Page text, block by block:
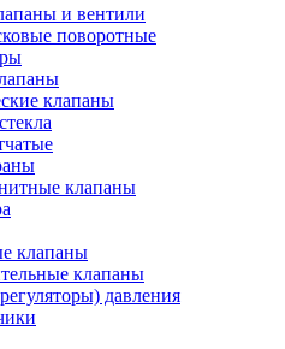
и вентили
поворотные
клапаны
клапаны
клапаны
клапаны
давления